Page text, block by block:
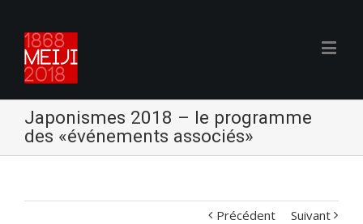
Japonismes 2018 – le programme
des «événements associés»
Précédent Suivant